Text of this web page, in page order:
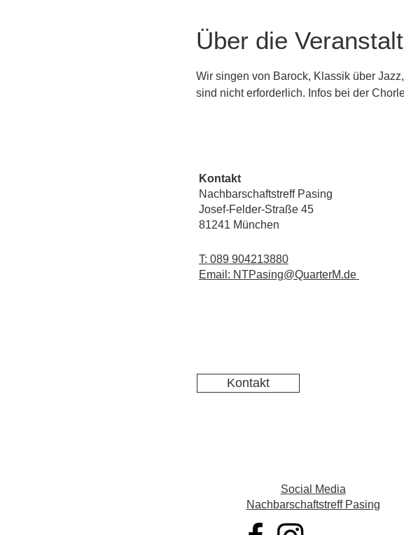
Über die
Wir singen von Barock, Klassik über
sind nicht erforderlich. Infos bei der
Kontakt
Nachbarschaftstreff Pasing
Josef-Felder-Straße 45
81241 München
T: 089 904213880
Email: NTPasing@QuarterM.de
Kontakt
Social Media
Nachbarschaftstreff Pasing